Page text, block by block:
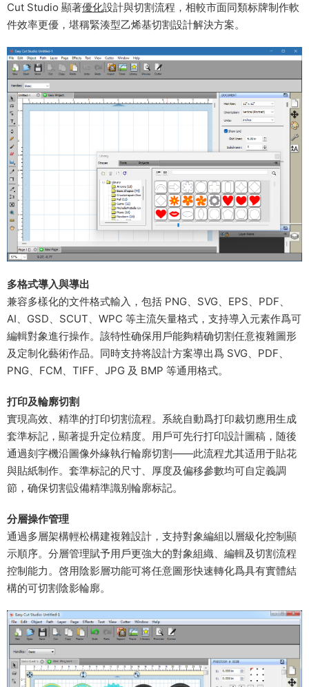
Cut Studio 顯著優化設計與切割流程，相較市面同類标牌制作軟
件效率更優，堪稱緊湊型乙烯基切割設計解決方案。
多格式導入與導出​
兼容多樣化的文件格式輸入，包括 PNG、SVG、EPS、PDF、
AI、GSD、SCUT、WPC 等主流矢量格式，支持導入元素作爲可
編輯對象進行操作。該特性确保用戶能夠精确切割任意複雜圖形
及定制化藝術作品。同時支持将設計方案導出爲 SVG、PDF、
PNG、FCM、TIFF、JPG 及 BMP 等通用格式。
​打印及輪廓切割​
實現高效、精準的打印切割流程。系統自動爲打印裁切應用生成
套準标記，顯著提升定位精度。用戶可先行打印設計圖稿，随後
通過刻字機沿圖像外緣執行輪廓切割——此流程尤其适用于貼花
與貼紙制作。套準标記的尺寸、厚度及偏移參數均可自定義調
節，确保切割設備精準識别輪廓标記。
​分層操作管理​
通過多層架構輕松構建複雜設計，支持對象編組以層級化控制顯
示順序。分層管理賦予用戶更強大的對象組織、編輯及切割流程
控制能力。啓用陰影層功能可将任意圖形快速轉化爲具有實體結
構的可切割陰影輪廓。